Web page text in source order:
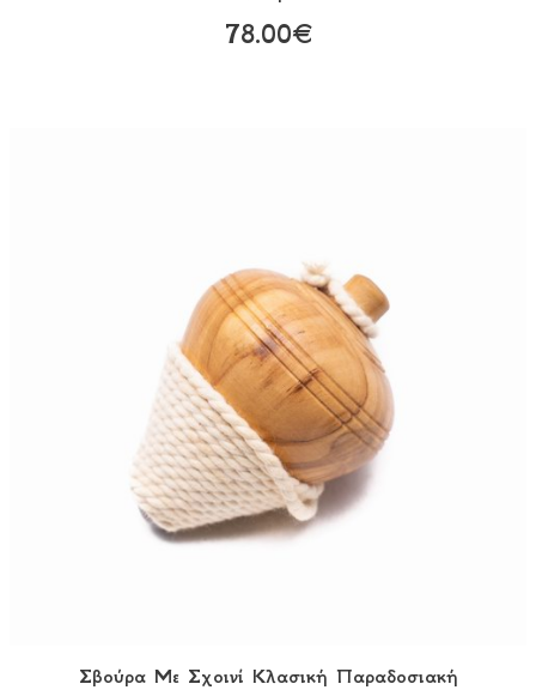
78.00€
Σβούρα Με Σχοινί Κλασική Παραδοσιακή